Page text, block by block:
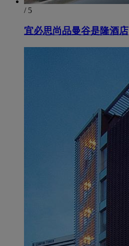
/ 5
宜必思尚品曼谷是隆酒店